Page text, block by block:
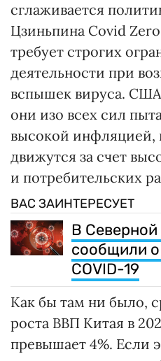
сглаживается
Цзиньпина Covid
требует строгих
деятельности при
вспышек вируса.
они изо всех сил
высокой
движутся за счет
и потребительских
ВАС ЗАИНТЕРЕСУЕТ
В
сообщили
COVID-19
Как бы там ни было,
роста ВВП Китая в
превышает 4%. Если